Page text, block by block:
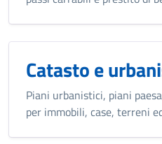
Catasto e
Piani urbanistici, piani
per immobili, case, terreni